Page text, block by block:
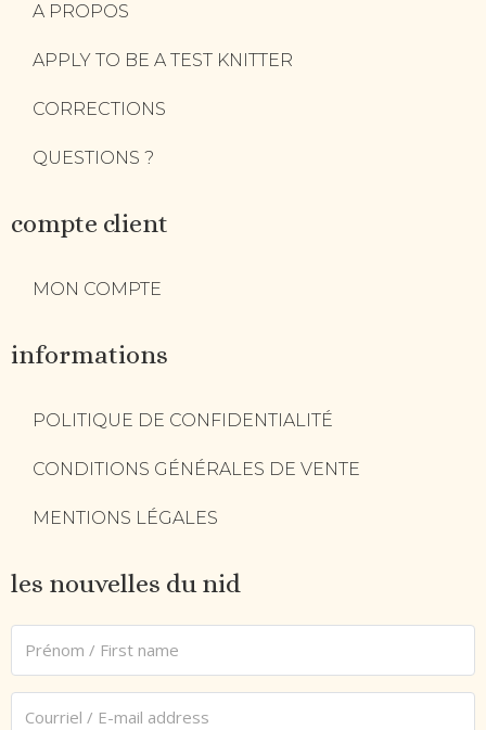
A PROPOS
APPLY TO BE A TEST KNITTER
CORRECTIONS
QUESTIONS ?
compte client
MON COMPTE
informations
POLITIQUE DE CONFIDENTIALITÉ
CONDITIONS GÉNÉRALES DE VENTE
MENTIONS LÉGALES
les nouvelles du nid